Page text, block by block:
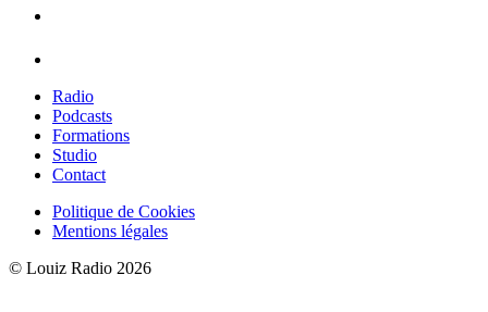
Radio
Podcasts
Formations
Studio
Contact
Politique de Cookies
Mentions légales
© Louiz Radio 2026